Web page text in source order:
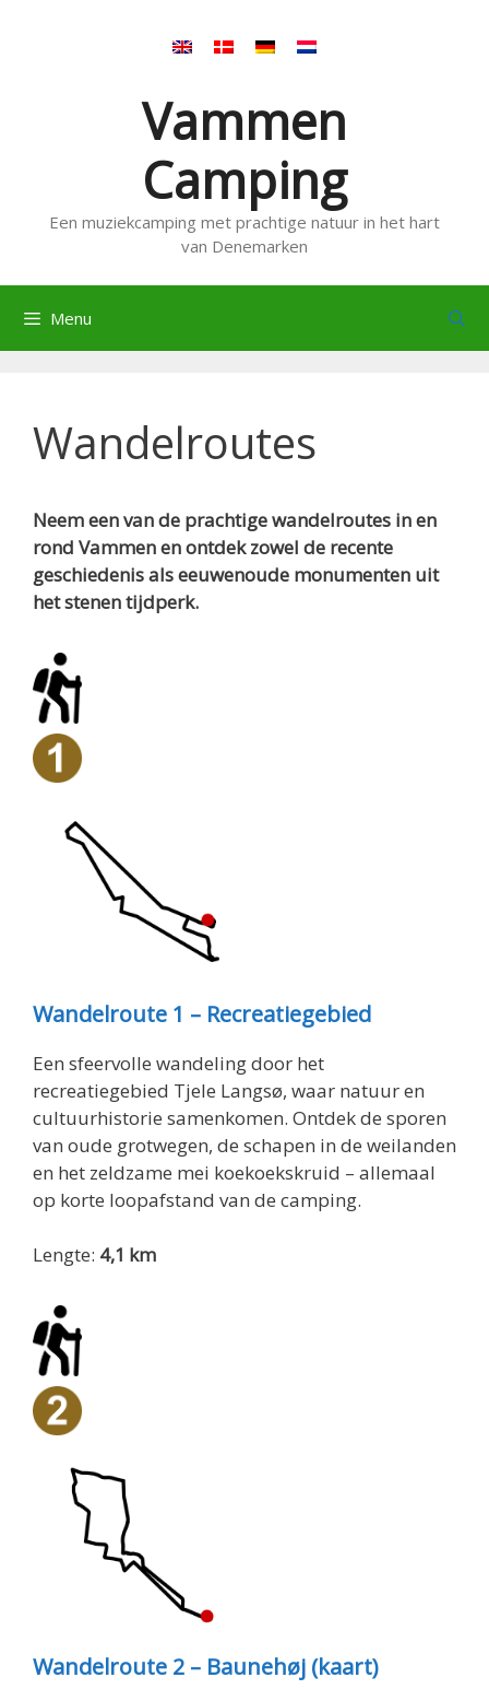
Vammen
Camping
Een muziekcamping met prachtige natuur in het hart
van Denemarken
Menu
Wandelroutes
Neem een van de prachtige wandelroutes in en
rond Vammen en ontdek zowel de recente
geschiedenis als eeuwenoude monumenten uit
het stenen tijdperk.
Wandelroute 1 – Recreatiegebied
Een sfeervolle wandeling door het
recreatiegebied Tjele Langsø, waar natuur en
cultuurhistorie samenkomen. Ontdek de sporen
van oude grotwegen, de schapen in de weilanden
en het zeldzame mei koekoekskruid – allemaal
op korte loopafstand van de camping.
Lengte: 4,1 km
Wandelroute 2 – Baunehøj (kaart)